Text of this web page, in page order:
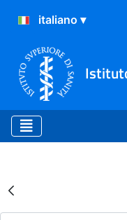
Risultati